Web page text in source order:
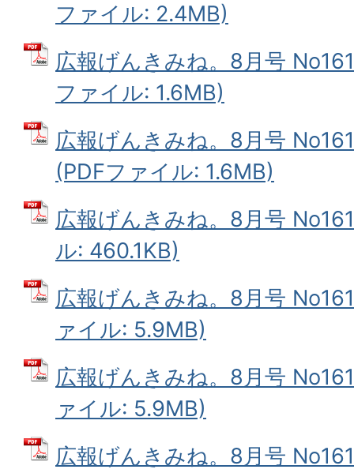
ファイル: 2.4MB)
広報げんきみね。8月号
ファイル: 1.6MB)
広報げんきみね。8月号
(PDFファイル: 1.6MB)
広報げんきみね。8月号
ル: 460.1KB)
広報げんきみね。8月号
ァイル: 5.9MB)
広報げんきみね。8月号
ァイル: 5.9MB)
広報げんきみね。8月号